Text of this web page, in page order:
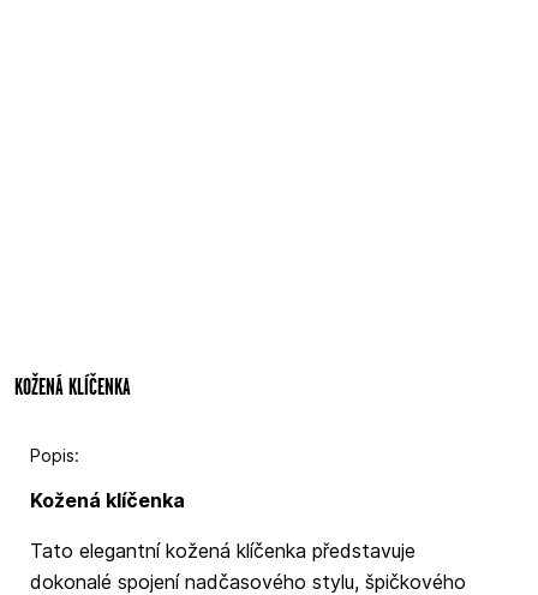
KOŽENÁ KLÍČENKA
Popis:
Kožená klíčenka
Tato elegantní kožená klíčenka představuje
dokonalé spojení nadčasového stylu, špičkového